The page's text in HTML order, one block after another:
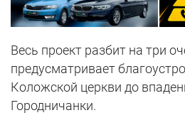
Весь проект разбит на три
предусматривает
Коложской церкви до
Городничанки.